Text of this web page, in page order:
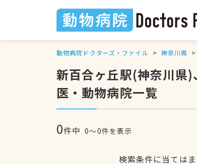
動物病院ドクターズ・ファイル 神奈川県
新百合ヶ丘駅(神奈川県
医・動物病院一覧
0件中 0〜0件を表示
検索条件に当ては